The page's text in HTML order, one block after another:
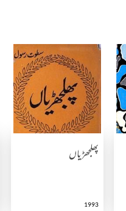
پھلجھڑیاں
1993